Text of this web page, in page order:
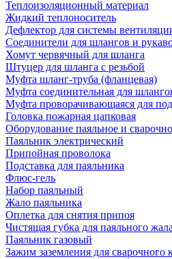
Теплоизоляционный материал
Жидкий теплоноситель
Дефлектор для системы
Соединители для шлангов и
Хомут червячный для шланга
Штуцер для шланга с резьбой
Муфта шланг-труба (фланцевая)
Муфта соединительная для
Муфта проворачивающаяся для
Головка пожарная цапковая
Оборудование паяльное и
Паяльник электрический
Припойная проволока
Подставка для паяльника
Флюс-гель
Набор паяльный
Жало паяльника
Оплетка для снятия припоя
Чистящая губка для паяльного жала
Паяльник газовый
Зажим заземления для сварочного